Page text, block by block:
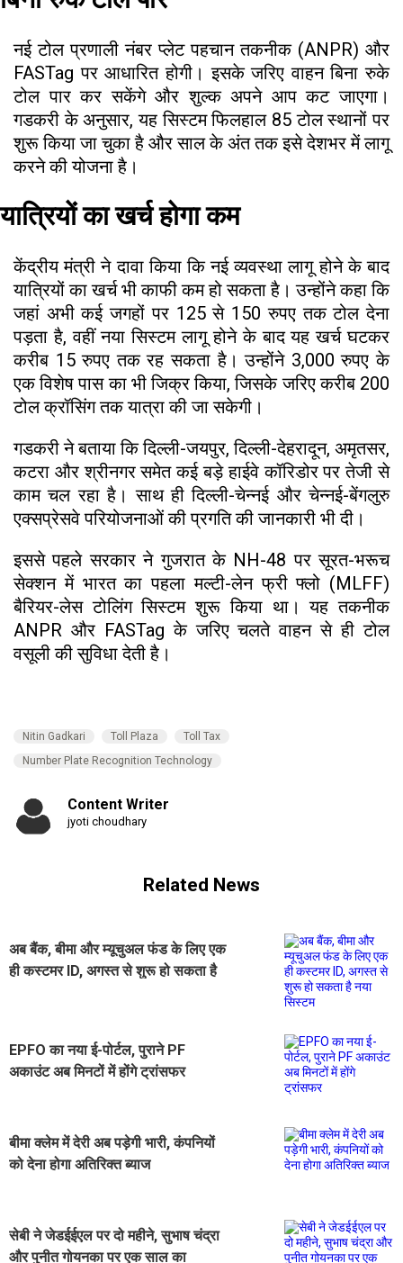
नई टोल प्रणाली नंबर प्लेट पहचान तकनीक (ANPR) और
FASTag पर आधारित होगी। इसके जरिए वाहन बिना रुके
टोल पार कर सकेंगे और शुल्क अपने आप कट जाएगा।
गडकरी के अनुसार, यह सिस्टम फिलहाल 85 टोल स्थानों पर
शुरू किया जा चुका है और साल के अंत तक इसे देशभर में लागू
करने की योजना है।
यात्रियों का खर्च होगा कम
केंद्रीय मंत्री ने दावा किया कि नई व्यवस्था लागू होने के बाद
यात्रियों का खर्च भी काफी कम हो सकता है। उन्होंने कहा कि
जहां अभी कई जगहों पर 125 से 150 रुपए तक टोल देना
पड़ता है, वहीं नया सिस्टम लागू होने के बाद यह खर्च घटकर
करीब 15 रुपए तक रह सकता है। उन्होंने 3,000 रुपए के
एक विशेष पास का भी जिक्र किया, जिसके जरिए करीब 200
टोल क्रॉसिंग तक यात्रा की जा सकेगी।
गडकरी ने बताया कि दिल्ली-जयपुर, दिल्ली-देहरादून, अमृतसर,
कटरा और श्रीनगर समेत कई बड़े हाईवे कॉरिडोर पर तेजी से
काम चल रहा है। साथ ही दिल्ली-चेन्नई और चेन्नई-बेंगलुरु
एक्सप्रेसवे परियोजनाओं की प्रगति की जानकारी भी दी।
इससे पहले सरकार ने गुजरात के NH-48 पर सूरत-भरूच
सेक्शन में भारत का पहला मल्टी-लेन फ्री फ्लो (MLFF)
बैरियर-लेस टोलिंग सिस्टम शुरू किया था। यह तकनीक
ANPR और FASTag के जरिए चलते वाहन से ही टोल
वसूली की सुविधा देती है।
Nitin Gadkari Toll Plaza
Toll Tax
Number Plate Recognition Technology
Content Writer
jyoti choudhary
Related News
अब बैंक, बीमा और म्यूचुअल फंड के लिए एक
ही कस्टमर ID, अगस्त से शुरू हो सकता है
EPFO का नया ई-पोर्टल, पुराने PF
अकाउंट अब मिनटों में होंगे ट्रांसफर
बीमा क्लेम में देरी अब पड़ेगी भारी, कंपनियों
को देना होगा अतिरिक्त ब्याज
सेबी ने जेडईईएल पर दो महीने, सुभाष चंद्रा
और पुनीत गोयनका पर एक साल का